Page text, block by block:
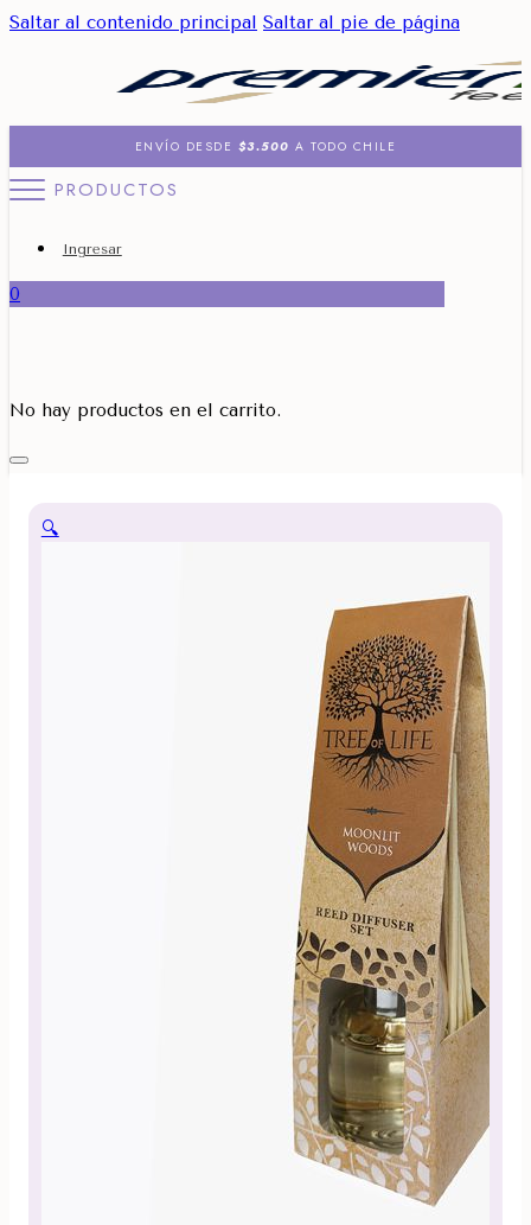
Saltar al contenido principal Saltar al pie de página
ENVÍO DESDE $3.500 A TODO CHILE
PRODUCTOS
Ingresar
0
No hay productos en el carrito.
🔍